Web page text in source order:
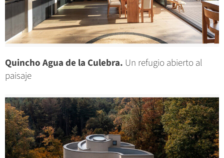
Quincho Agua de la Culebra. Un refugio abierto al
paisaje